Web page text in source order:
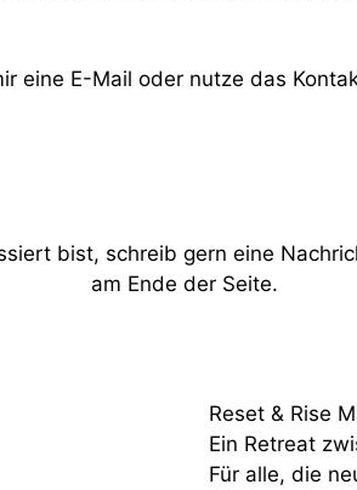
eine E-Mail oder nutze das
bist, schreib gern eine
am Ende der Seite.
Reset & Rise
Ein Retreat
Für alle, die